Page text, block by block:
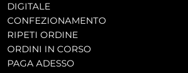
DIGITALE
CONFEZIONAMENTO
RIPETI ORDINE
ORDINI IN CORSO
PAGA ADESSO